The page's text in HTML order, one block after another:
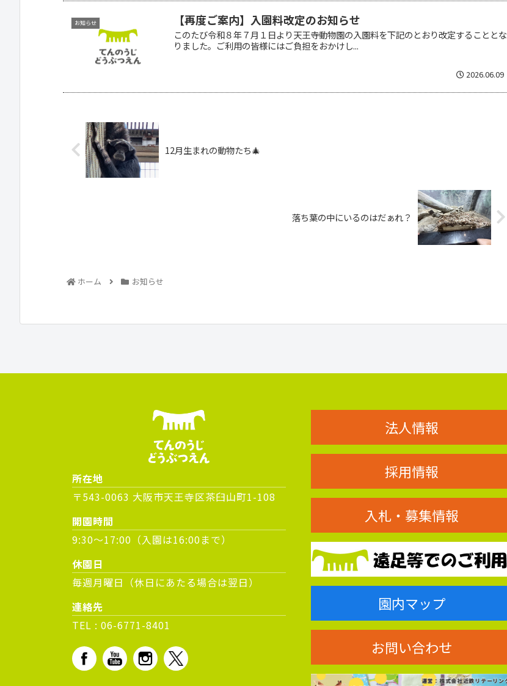
お知らせ 【再度ご案内】入園料改定のお知らせ
このたび令和８年７月１日より天王寺動物園の入園料を下記のとおり改定することとな
りました。ご利用の皆様にはご負担をおかけし...
2026.06.09
12月生まれの動物たち🎄
落ち葉の中にいるのはだぁれ？
ホーム お知らせ
所在地
〒543-0063 大阪市天王寺区茶臼山町1-108
開園時間
9:30～17:00（入園は16:00まで）
休園日
毎週月曜日（休日にあたる場合は翌日）
連絡先
TEL : 06-6771-8401
法人情報
採用情報
入札・募集情報
園内マップ
お問い合わせ